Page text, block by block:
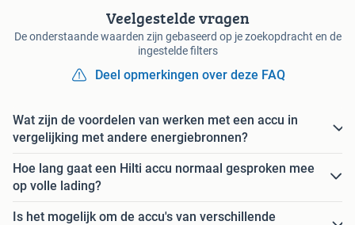
Veelgestelde vragen
De onderstaande waarden zijn gebaseerd op je zoekopdracht en de
ingestelde filters
Deel opmerkingen over deze FAQ
Wat zijn de voordelen van werken met een accu in
vergelijking met andere energiebronnen?
Hoe lang gaat een Hilti accu normaal gesproken mee
op volle lading?
Is het mogelijk om de accu's van verschillende